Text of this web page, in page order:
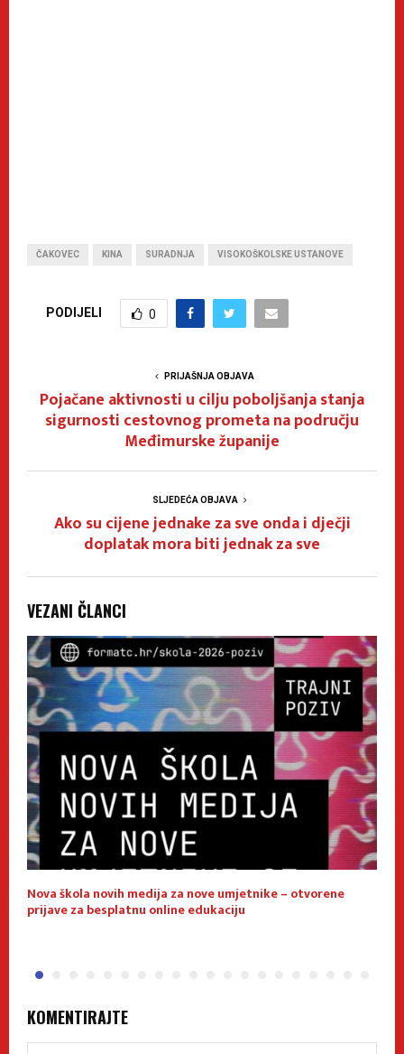
ČAKOVEC KINA SURADNJA VISOKOŠKOLSKE USTANOVE
PODIJELI 0
PRIJAŠNJA OBJAVA
Pojačane aktivnosti u cilju poboljšanja stanja
sigurnosti cestovnog prometa na području
Međimurske županije
SLJEDEĆA OBJAVA
Ako su cijene jednake za sve onda i dječji
doplatak mora biti jednak za sve
VEZANI ČLANCI
Nova škola novih medija za nove umjetnike – otvorene
prijave za besplatnu online edukaciju
KOMENTIRAJTE